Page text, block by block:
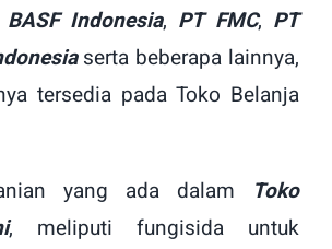
Indonesia, PT FMC, PT
serta beberapa lainnya,
tersedia pada Toko Belanja
yang ada dalam
Toko
, meliputi fungisida untuk